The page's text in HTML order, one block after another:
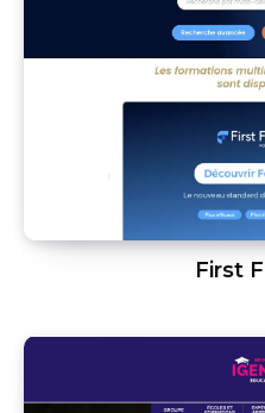
First